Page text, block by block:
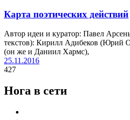
Карта поэтических действий
Автор идеи и куратор: Павел
текстов): Кирилл Адибеков (Юрий
(он же и Даниил Хармс),
25.11.2016
427
Нога в сети